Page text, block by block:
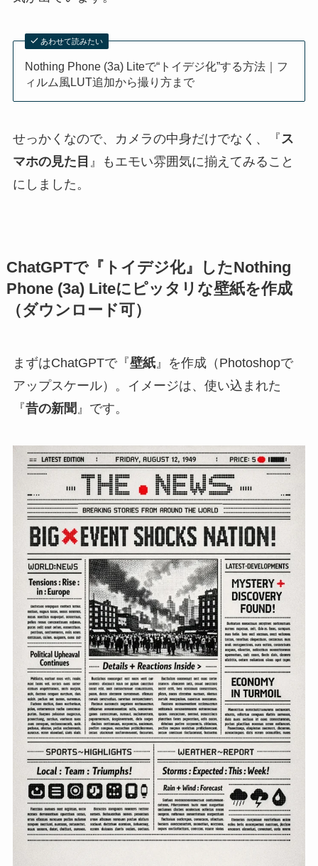
あわせて読みたい
Nothing Phone (3a) Liteで“トイデジ化”する方法｜フ
ィルム風LUT追加から撮り方まで
せっかくなので、カメラの中身だけでなく、『 ス
マホの見た目 』もエモい雰囲気に揃えてみること
にしました。
ChatGPTで『トイデジ化』したNothing
Phone (3a) Liteにピッタリな壁紙を作成
（ダウンロード可）
まずはChatGPTで『壁紙』を作成（Photoshopで
アップスケール）。イメージは、使い込まれた
『昔の新聞 』です。